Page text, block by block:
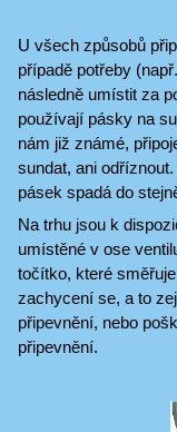
U všech způsobů
případě potřeby
následně umístit za
používají pásky na
nám již známé,
sundat, ani
pásek spadá do
Na trhu jsou k
umístěné v ose
točítko, které
zachycení se, a to
připevnění, nebo
připevnění.